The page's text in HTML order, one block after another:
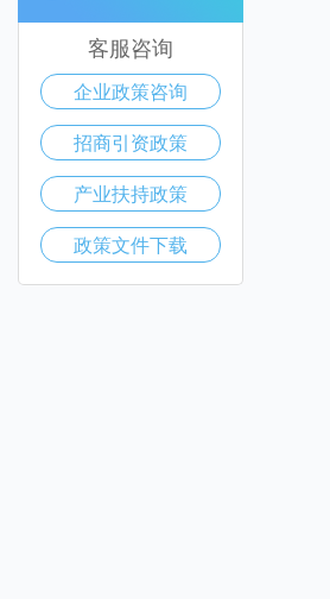
客服咨询
企业政策咨询
招商引资政策
产业扶持政策
政策文件下载